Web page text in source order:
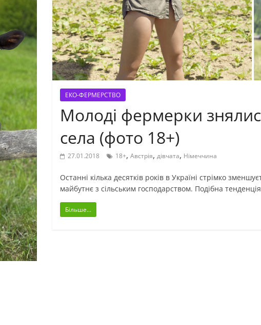
ЕКО-ФЕРМЕРСТВО
Молоді фермерки
села (фото 18+)
27.01.2018 18+, Австрія, дівчата, Німеччина
Останні кілька десятків років в Україні стрімко
майбутнє з сільським господарством. Подібна тенденція
Більше...